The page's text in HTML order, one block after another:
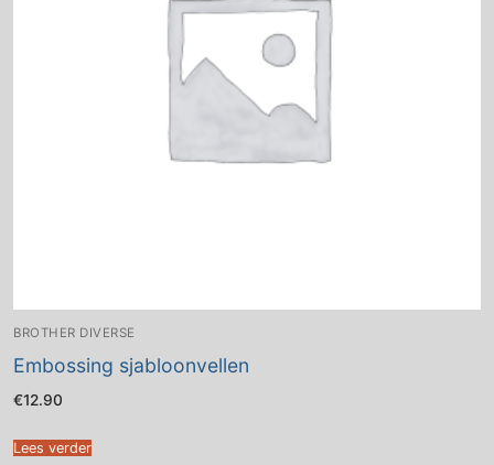
BROTHER DIVERSE
Embossing sjabloonvellen
€12.90
Lees verder